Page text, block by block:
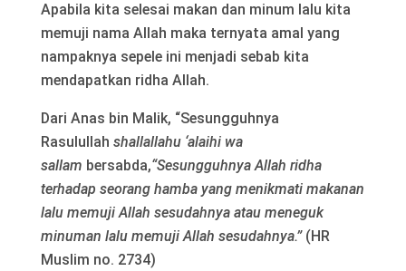
Apabila kita selesai makan dan minum lalu kita
memuji nama Allah maka ternyata amal yang
nampaknya sepele ini menjadi sebab kita
mendapatkan ridha Allah.
Dari Anas bin Malik, “Sesungguhnya
Rasulullah shallallahu ‘alaihi wa
sallam bersabda,“Sesungguhnya Allah ridha
terhadap seorang hamba yang menikmati makanan
lalu memuji Allah sesudahnya atau meneguk
minuman lalu memuji Allah sesudahnya.”(HR
Muslim no. 2734)